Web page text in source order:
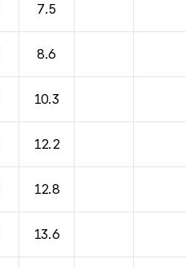
7.5
8.6
10.3
12.2
12.8
13.6